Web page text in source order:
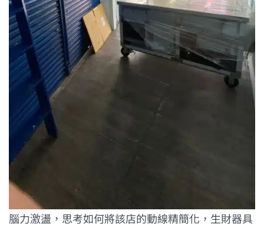
腦力激盪，思考如何將該店的動線精簡化，生財器具